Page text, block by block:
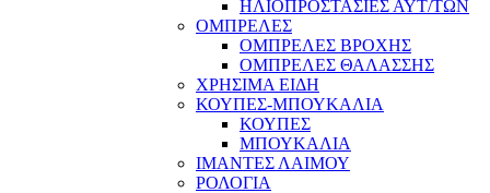
ΗΛΙΟΠΡΟΣΤΑΣΙΕΣ ΑΥΤ/ΤΩΝ
ΟΜΠΡΕΛΕΣ
ΟΜΠΡΕΛΕΣ ΒΡΟΧΗΣ
ΟΜΠΡΕΛΕΣ ΘΑΛΑΣΣΗΣ
ΧΡΗΣΙΜΑ ΕΙΔΗ
ΚΟΥΠΕΣ-ΜΠΟΥΚΑΛΙΑ
ΚΟΥΠΕΣ
ΜΠΟΥΚΑΛΙΑ
ΙΜΑΝΤΕΣ ΛΑΙΜΟΥ
ΡΟΛΟΓΙΑ